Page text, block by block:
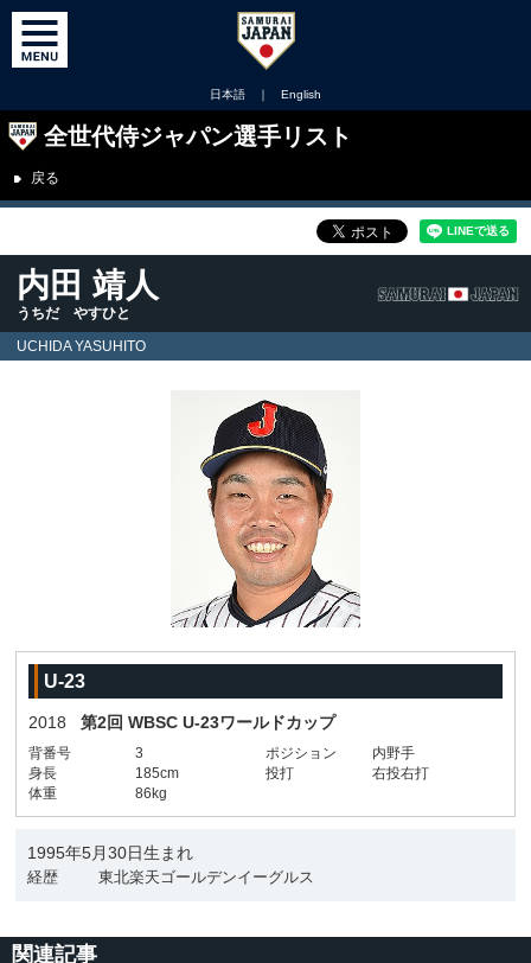
日本語 ｜ English
全世代侍ジャパン選手リスト
戻る
内田 靖人
うちだ やすひと
UCHIDA YASUHITO
U-23
2018 第2回 WBSC U-23ワールドカップ
背番号 3 ポジション
内野手
身長
185cm 投打
右投右打
体重
86kg
1995年5月30日生まれ
経歴 東北楽天ゴールデンイーグルス
関連記事